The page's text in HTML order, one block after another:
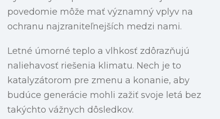
povedomie môže mať významný vplyv na
ochranu najzraniteľnejších medzi nami.
Letné úmorné teplo a vlhkosť zdôrazňujú
naliehavosť riešenia klimatu. Nech je to
katalyzátorom pre zmenu a konanie, aby
budúce generácie mohli zažiť svoje letá bez
takýchto vážnych dôsledkov.